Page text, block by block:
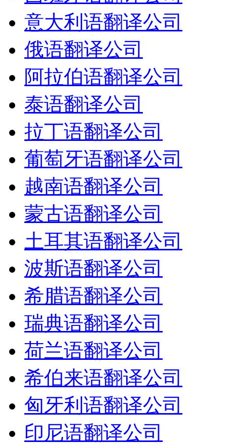
意大利语翻译公司
俄语翻译公司
阿拉伯语翻译公司
泰语翻译公司
拉丁语翻译公司
葡萄牙语翻译公司
越南语翻译公司
蒙古语翻译公司
土耳其语翻译公司
波斯语翻译公司
希腊语翻译公司
瑞典语翻译公司
荷兰语翻译公司
希伯来语翻译公司
匈牙利语翻译公司
印尼语翻译公司